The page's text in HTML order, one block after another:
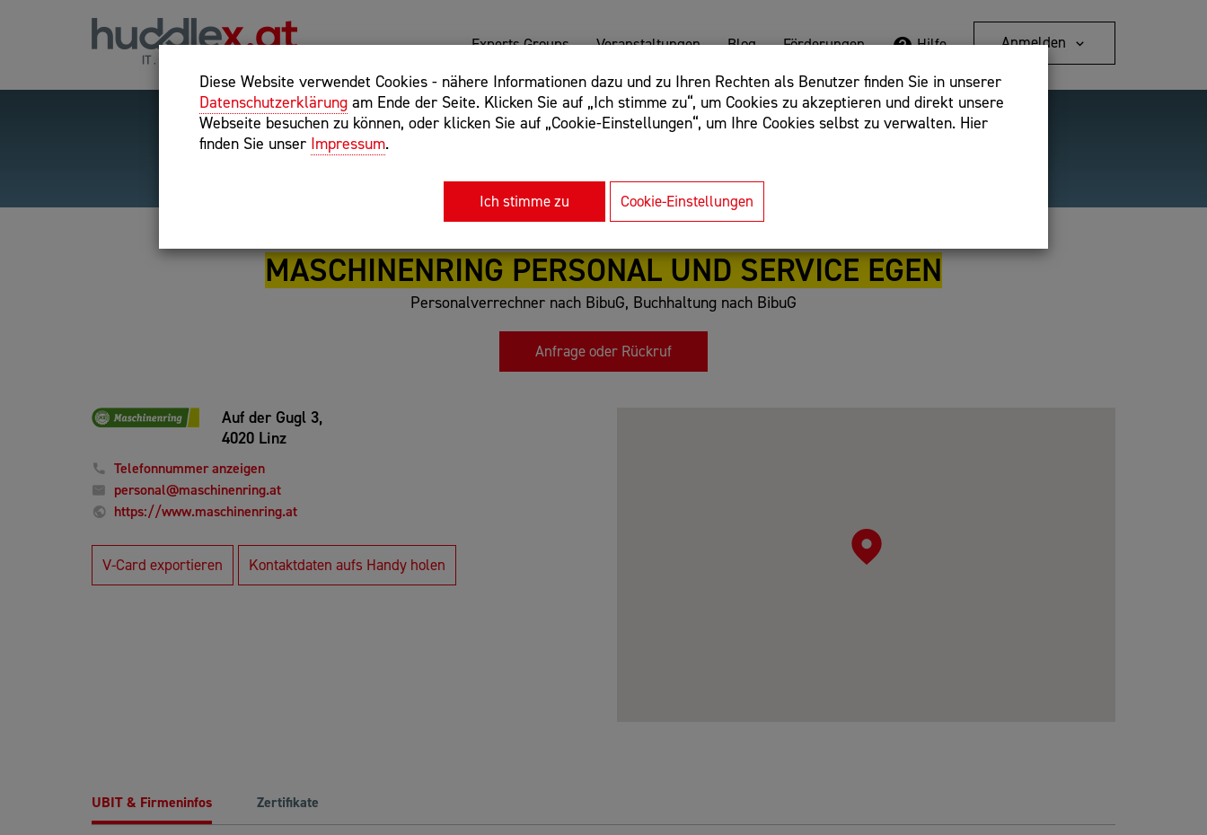
Diese Website verwendet Cookies - nähere Informationen dazu und zu Ihren Rechten als Benutzer finden Sie in unserer
Datenschutzerklärung am Ende der Seite. Klicken Sie auf „Ich stimme zu“, um Cookies zu akzeptieren und direkt unsere
Webseite besuchen zu können, oder klicken Sie auf „Cookie-Einstellungen“, um Ihre Cookies selbst zu verwalten. Hier
finden Sie unser Impressum.
Ich stimme zu Cookie-Einstellungen
Experts Groups Veranstaltungen Blog Förderungen Hilfe Anmelden
Hilfreiche Suchparameter: Begriff einschließen: +webshop, Begriff ausschließen: -webshop,
Exakter Suchbegriff: "internet of things"
Detailsuche
MASCHINENRING PERSONAL UND SERVICE EGEN
Personalverrechner nach BibuG, Buchhaltung nach BibuG
Anfrage oder Rückruf
Auf der Gugl 3,
4020 Linz
Telefonnummer anzeigen
personal@maschinenring.at
https://www.maschinenring.at
V-Card exportieren Kontaktdaten aufs Handy holen
UBIT & Firmeninfos Zertifikate